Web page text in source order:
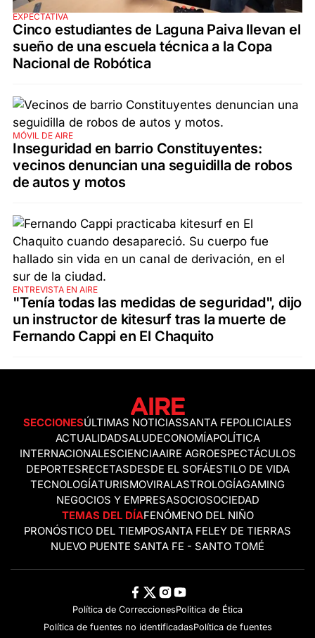
EXPECTATIVA
Cinco estudiantes de Laguna Paiva llevan el
sueño de una escuela técnica a la Copa
Nacional de Robótica
MÓVIL DE AIRE
Inseguridad en barrio Constituyentes:
vecinos denuncian una seguidilla de robos
de autos y motos
ENTREVISTA EN AIRE
"Tenía todas las medidas de seguridad", dijo
un instructor de kitesurf tras la muerte de
Fernando Cappi en El Chaquito
SECCIONESÚLTIMAS NOTICIASSANTA FEPOLICIALES
ACTUALIDADSALUDECONOMÍAPOLÍTICA
INTERNACIONALESCIENCIAAIRE AGROESPECTÁCULOS
DEPORTESRECETASDESDE EL SOFÁESTILO DE VIDA
TECNOLOGÍATURISMOVIRALASTROLOGÍAGAMING
NEGOCIOS Y EMPRESASOCIOSOCIEDAD
TEMAS DEL DÍAFENÓMENO DEL NIÑO
PRONÓSTICO DEL TIEMPOSANTA FELEY DE TIERRAS
NUEVO PUENTE SANTA FE - SANTO TOMÉ
Política de CorreccionesPolitica de Ética
Política de fuentes no identificadasPolítica de fuentes